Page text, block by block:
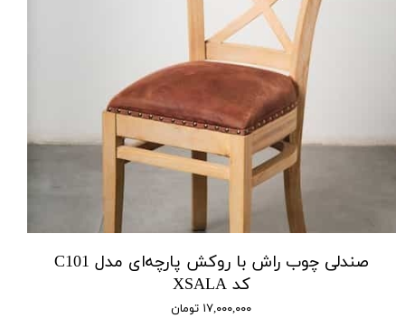
صندلی چوب راش با روکش پارچه‌ای مدل C101
کد XSALA
۱۷,۰۰۰,۰۰۰ تومان